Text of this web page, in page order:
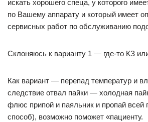
искать хорошего спеца, у которого
по Вашему аппарату и который имеет
сервисных работ по обслуживанию
Склоняюсь к варианту 1 — где-то КЗ
Как вариант — перепад температур и
следствие отвал пайки — холодная
флюс припой и паяльник и пропай всей
способ), возможно поможет «пациенту.